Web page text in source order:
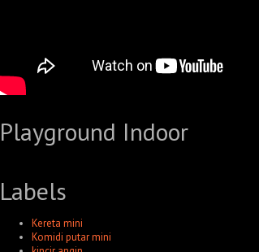
Playground Indoor
Labels
Kereta mini
Komidi putar mini